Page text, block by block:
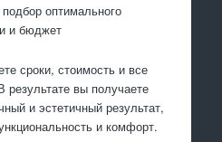
оптимального
и бюджет
сроки, стоимость и все
результате вы получаете
и эстетичный результат,
и комфорт.